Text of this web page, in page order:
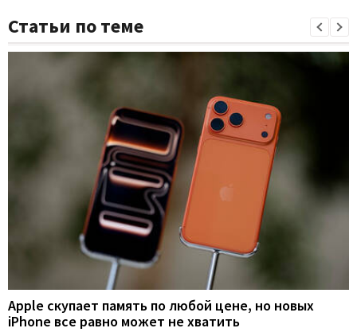
Статьи по теме
Apple скупает память по любой цене, но новых
iPhone все равно может не хватить